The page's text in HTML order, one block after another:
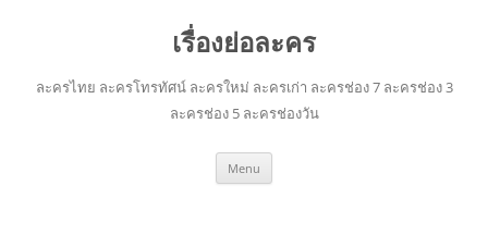
เรื่องย่อละคร
ละครไทย ละครโทรทัศน์ ละครใหม่ ละครเก่า ละครช่อง 7 ละครช่อง 3
ละครช่อง 5 ละครช่องวัน
Menu